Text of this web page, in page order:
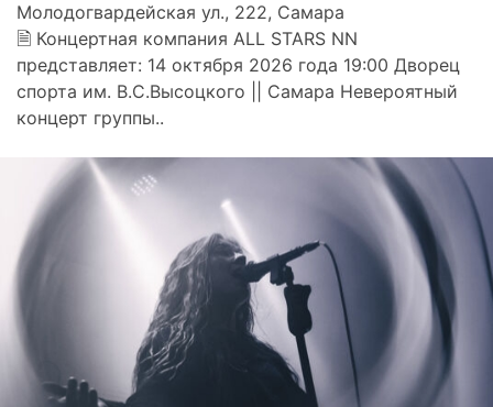
Молодогвардейская ул., 222, Самара
🗎 Концертная компания ALL STARS NN
представляет: 14 октября 2026 года 19:00 Дворец
спорта им. В.С.Высоцкого || Самара Невероятный
концерт группы..